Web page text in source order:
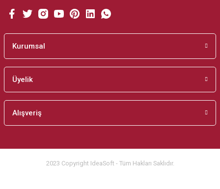
Bu ürüne benzer farklı alternatifler olmalı.
Kurumsal
Üyelik
Alışveriş
2023 Copyright IdeaSoft - Tüm Hakları Saklıdır.